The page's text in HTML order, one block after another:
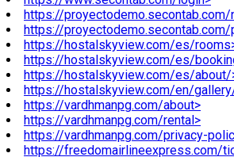
https://proyectodemo.secontab.com/
https://
https://hostalskyview.com/es/
https://hostalskyview.com/es/
https://hostalskyview.com/es/about/
https://hostalskyview.com/en/
https://vardhmanpg.com/about>
https://vardhmanpg.com/rental>
https://vardhmanpg.com/privacy-
https://freedomairlineexpress.com/